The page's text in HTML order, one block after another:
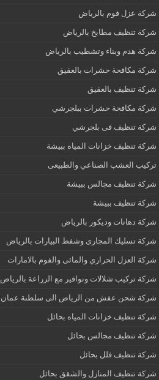
شركة عزل فوم بالرياض
شركة تنظيف مطابخ بالرياض
شركة هدم وبناء وتشطيب بالرياض
شركة مكافحة حشرات بالعقيق
شركة تنظيف بالعقيق
شركة مكافحة حشرات ببلجرشي
شركة تنظيف فى بلجرشي
شركة تنظيف خزانات المياه ببيشة
تركيب العشب الصناعي والطبيعى
شركة تنظيف مجالس ببيشة
شركة تنظيف ببيشة
شركة دهانات وديكور بالرياض
شركة تسليك المجارى وشفط البيارات بالرياض
شركة العزل الحراري والمائى والفوم بالامارات
شركة تركيب شلالات ونوافير مع الزراعة بالرياض
شركة شحن عفش من الرياض الى سلطنة عمان
شركة تنظيف خزانات المياه بحائل
شركة تنظيف مجالس بحائل
شركة تنظيف فلل بحائل
شركة تنظيف المنازل والشقق بحائل